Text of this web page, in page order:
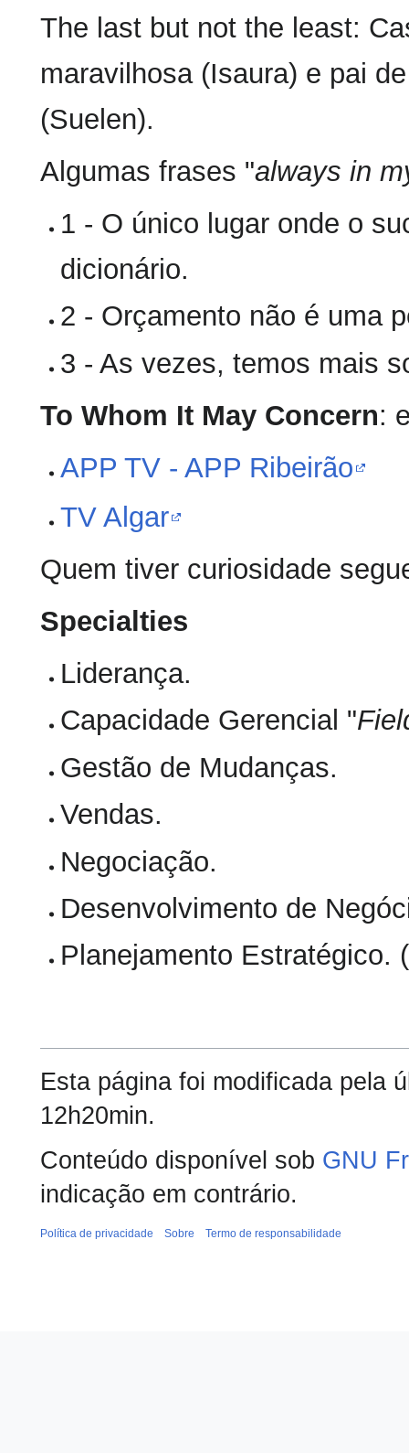
The last but not the least:
maravilhosa (Isaura) e pai
(Suelen).
Algumas frases "always in
1 - O único lugar onde o
dicionário.
2 - Orçamento não é uma
3 - As vezes, temos mais
To Whom It May Concern:
APP TV - APP Ribeirão
TV Algar
Quem tiver curiosidade
Specialties
Liderança.
Capacidade Gerencial "
Gestão de Mudanças.
Vendas.
Negociação.
Desenvolvimento de
Planejamento Estratégico.
Esta página foi modificada pela
12h20min.
Conteúdo disponível sob GNU
indicação em contrário.
Política de privacidade Sobre Termo de responsabilidade